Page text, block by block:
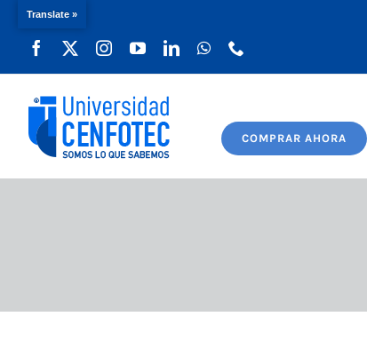
COMPRAR AHORA
Translate »